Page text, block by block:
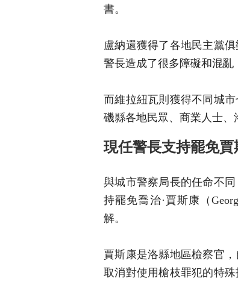
書。
盧納還獲得了各地民主黨
警長造成了很多障礙和混亂
而維拉紐瓦則獲得不同城
磯縣各地民眾、商業人士、
現任警長支持罷免賈
與城市警察局長的任命不
持罷免喬治·賈斯康（
解。
賈斯康是洛縣地區檢察官
取消對使用槍枝罪犯的特